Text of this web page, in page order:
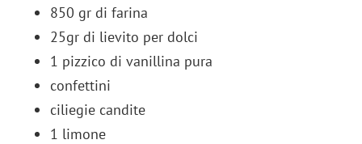
850 gr di farina
25gr di lievito per dolci
1 pizzico di vanillina pura
confettini
ciliegie candite
1 limone